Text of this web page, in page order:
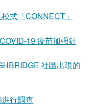
式「CONNECT」
19 疫苗加强針
社區出現的
行調查